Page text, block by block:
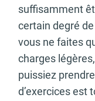
suffisamment
certain degré
vous ne faites
charges
puissiez
d’exercices est